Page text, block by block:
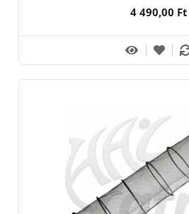
4 490,00 Ft